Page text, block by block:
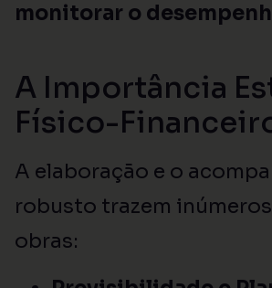
monitorar o
A Importância
Físico-
A elaboração e o
robusto trazem
obras: